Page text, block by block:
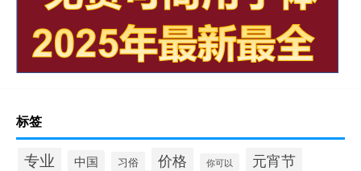
标签
专业 中国 习俗 价格 你可以 元宵节